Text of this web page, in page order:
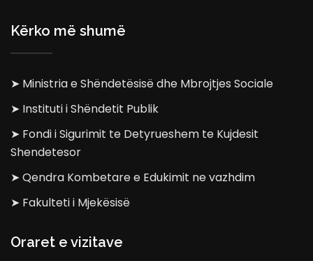
Kërko më shumë
➤ Ministria e Shëndetësisë dhe Mbrojtjes Sociale
➤ Instituti i Shëndetit Publik
➤ Fondi i Sigurimit te Detyrueshem te Kujdesit
Shendetesor
➤ Qendra Kombetare e Edukimit ne vazhdim
➤ Fakulteti i Mjekësisë
Oraret e vizitave